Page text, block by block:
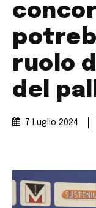
ruolo
del
7 Luglio 2024